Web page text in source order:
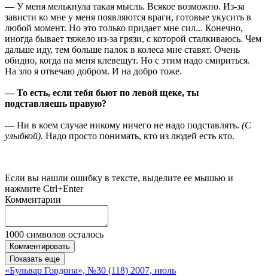
— У меня мелькнула такая мысль. Всякое возможно. Из-за
зависти ко мне у меня появляются враги, готовые укусить в
любой момент. Но это только придает мне сил... Конечно,
иногда бывает тяжело из-за грязи, с которой сталкиваюсь. Чем
дальше иду, тем больше палок в колеса мне ставят. Очень
обидно, когда на меня клевещут. Но с этим надо смириться.
На зло я отвечаю добром. И на добро тоже.
— То есть, если тебя бьют по левой щеке, ты
подставляешь правую?
— Ни в коем случае никому ничего не надо подставлять. (С
улыбкой). Надо просто понимать, кто из людей есть кто.
Если вы нашли ошибку в тексте, выделите ее мышью и
нажмите Ctrl+Enter
Комментарии
1000 символов осталось
Комментировать
Показать еще
«Бульвар Гордона», №30 (118) 2007, июль